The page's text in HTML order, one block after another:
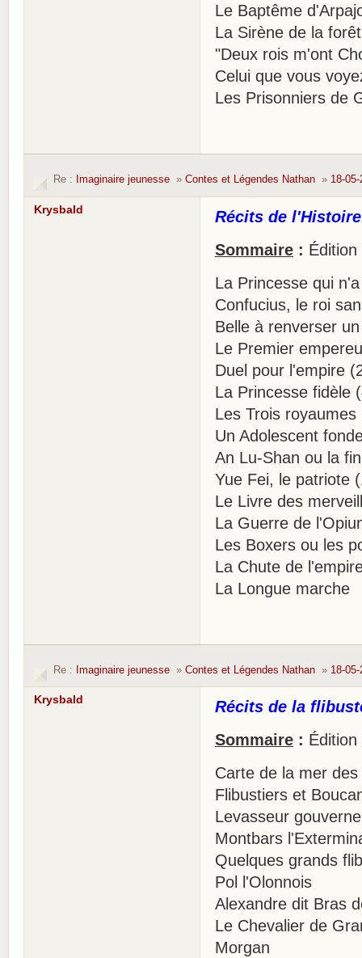
Le Baptême
La Sirène de la
"Deux rois m'ont
Celui que vous
Les Prisonniers de
Re : Imaginaire jeunesse » Contes et Légendes Nathan » 18-
Krysbald
Récits de
Sommaire :
La Princesse qui
Confucius, le roi
Belle à renverser
Le Premier
Duel pour l'empire
La Princesse fidèle
Les Trois royaumes
Un Adolescent
An Lu-Shan ou la
Yue Fei, le patriote
Le Livre des
La Guerre de
Les Boxers ou les
La Chute de
La Longue marche
Re : Imaginaire jeunesse » Contes et Légendes Nathan » 18-
Krysbald
Récits de la
Sommaire :
Carte de la mer
Flibustiers et
Levasseur
Montbars
Quelques grands
Pol l'Olonnois
Alexandre dit Bras
Le Chevalier de
Morgan